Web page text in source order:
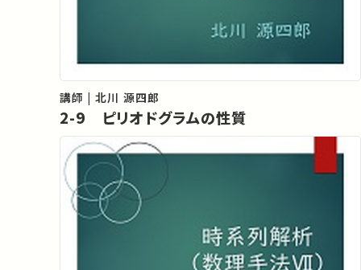
講師 | 北川 源四郎
2-9 ピリオドグラムの性質